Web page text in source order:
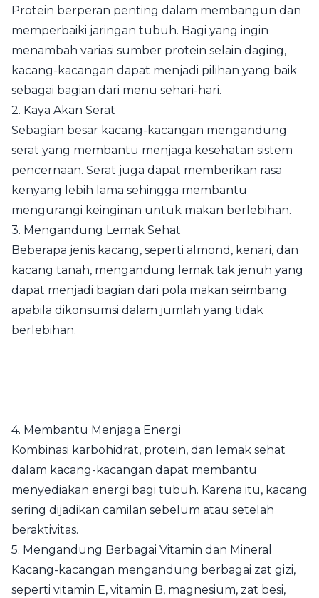
Protein berperan penting dalam membangun dan
memperbaiki jaringan tubuh. Bagi yang ingin
menambah variasi sumber protein selain daging,
kacang-kacangan dapat menjadi pilihan yang baik
sebagai bagian dari menu sehari-hari.
2. Kaya Akan Serat
Sebagian besar kacang-kacangan mengandung
serat yang membantu menjaga kesehatan sistem
pencernaan. Serat juga dapat memberikan rasa
kenyang lebih lama sehingga membantu
mengurangi keinginan untuk makan berlebihan.
3. Mengandung Lemak Sehat
Beberapa jenis kacang, seperti almond, kenari, dan
kacang tanah, mengandung lemak tak jenuh yang
dapat menjadi bagian dari pola makan seimbang
apabila dikonsumsi dalam jumlah yang tidak
berlebihan.
4. Membantu Menjaga Energi
Kombinasi karbohidrat, protein, dan lemak sehat
dalam kacang-kacangan dapat membantu
menyediakan energi bagi tubuh. Karena itu, kacang
sering dijadikan camilan sebelum atau setelah
beraktivitas.
5. Mengandung Berbagai Vitamin dan Mineral
Kacang-kacangan mengandung berbagai zat gizi,
seperti vitamin E, vitamin B, magnesium, zat besi,